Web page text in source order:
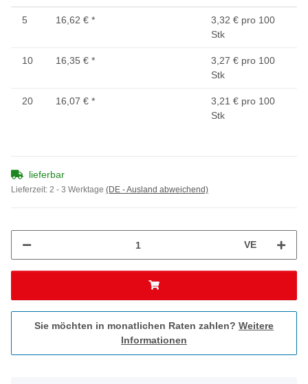
5 16,62 € *
3,32 € pro 100
Stk
10 16,35 € *
3,27 € pro 100
Stk
20 16,07 € *
3,21 € pro 100
Stk
lieferbar
Lieferzeit: 2 - 3 Werktage (DE - Ausland abweichend)
VE
Sie möchten in monatlichen Raten zahlen? Weitere
Informationen